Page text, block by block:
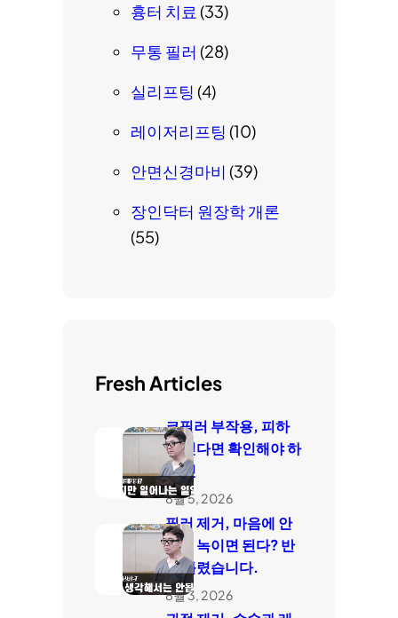
흉터 치료 (33)
무통 필러 (28)
실리프팅 (4)
레이저리프팅 (10)
안면신경마비 (39)
장인닥터 원장학 개론
(55)
Fresh Articles
코필러 부작용, 피하
고 싶다면 확인해야 하
는 것
8월 5, 2026
필러 제거, 마음에 안
들면 녹이면 된다? 반
은 틀렸습니다.
8월 3, 2026